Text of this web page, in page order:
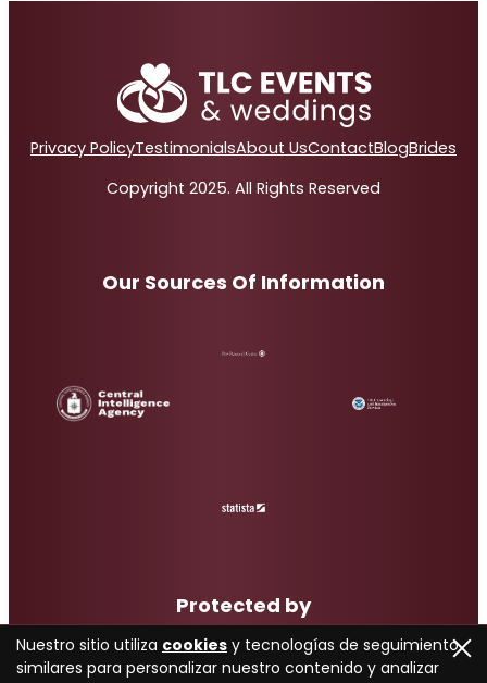
Privacy PolicyTestimonialsAbout UsContactBlogBrides
Copyright 2025. All Rights Reserved
Our Sources Of Information
Protected by
Nuestro sitio utiliza cookies y tecnologías de seguimiento
similares para personalizar nuestro contenido y analizar